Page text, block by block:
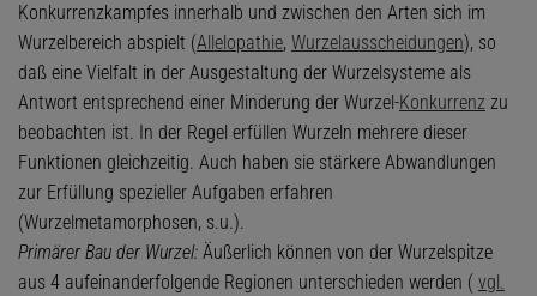
Konkurrenzkampfes innerhalb und zwischen den Arten sich im
Wurzelbereich abspielt (Allelopathie, Wurzelausscheidungen), so
daß eine Vielfalt in der Ausgestaltung der Wurzelsysteme als
Antwort entsprechend einer Minderung der Wurzel-Konkurrenz zu
beobachten ist. In der Regel erfüllen Wurzeln mehrere dieser
Funktionen gleichzeitig. Auch haben sie stärkere Abwandlungen
zur Erfüllung spezieller Aufgaben erfahren
(Wurzelmetamorphosen, s.u.).
Primärer Bau der Wurzel: Äußerlich können von der Wurzelspitze
aus 4 aufeinanderfolgende Regionen unterschieden werden ( vgl.